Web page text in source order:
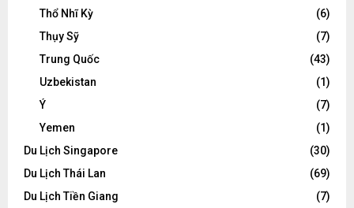
Thổ Nhĩ Kỳ
(6)
Thụy Sỹ
(7)
Trung Quốc
(43)
Uzbekistan
(1)
Ý
(7)
Yemen
(1)
Du Lịch Singapore
(30)
Du Lịch Thái Lan
(69)
Du Lịch Tiền Giang
(7)